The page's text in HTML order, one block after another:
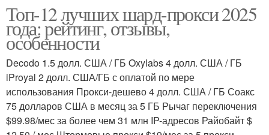
Топ-12 лучших шард-прокси 2025
года: рейтинг, отзывы,
особенности
Decodo 1.5 долл. США / ГБ Oxylabs 4 долл. США / ГБ
iProyal 2 долл. США/ГБ с оплатой по мере
использования Прокси-дешево 4 долл. США / ГБ Соакс
75 долларов США в месяц за 5 ГБ Рычаг переключения
$99.98/мес за более чем 31 млн IP-адресов Райобайт $